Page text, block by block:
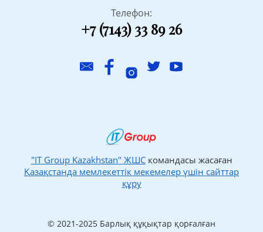
Телефон:
+7 (7143) 33 89 26
"IT Group Kazakhstan" ЖШСкомандасы жасаған
Қазақстанда мемлекеттік мекемелер үшін сайттар
құру
© 2021-2025 Барлық құқықтар қорғалған